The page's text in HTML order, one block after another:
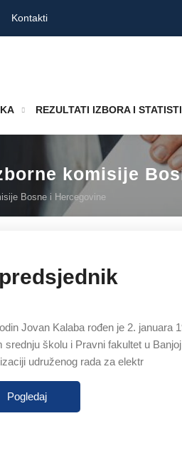
Kontakti
REZULTATI IZBORA I
komisije
Bosne i Hercegovine
Jovan Kalaba rođen je 2. januara
srednju školu i Pravni fakultet u
udruženog rada za elektr
Pogledaj